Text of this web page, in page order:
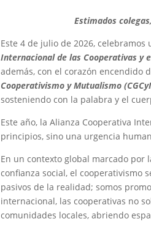
Estimados
Este 4 de julio de 2026,
Internacional de las Cooperativas y
además, con el corazón encendido
Cooperativismo y Mutualismo
sosteniendo con la palabra y el
Este año, la Alianza Cooperativa
principios, sino una urgencia
En un contexto global marcado por
confianza social, el cooperativismo
pasivos de la realidad; somos
internacional, las cooperativas no
comunidades locales, abriendo